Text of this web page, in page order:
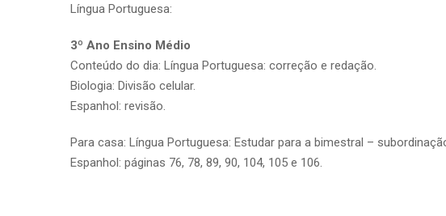
Língua Portuguesa:
3º Ano Ensino Médio
Conteúdo do dia: Língua Portuguesa: correção e redação.
Biologia: Divisão celular.
Espanhol: revisão.
Para casa: Língua Portuguesa: Estudar para a bimestral –
Espanhol: páginas 76, 78, 89, 90, 104, 105 e 106.